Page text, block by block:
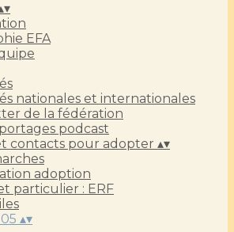
▾
EFA
nationales et internationales
de la fédération
podcast
contacts pour adopter ▴▾
adoption
particulier : ERF
▴▾